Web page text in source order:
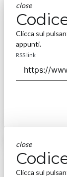
close
Clicca sul
appunti.
RSS link
close
Clicca sul